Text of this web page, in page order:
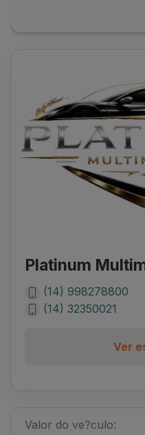
Platinum
(14) 998278800
(14) 32350021
Ver
Valor do ve?culo: